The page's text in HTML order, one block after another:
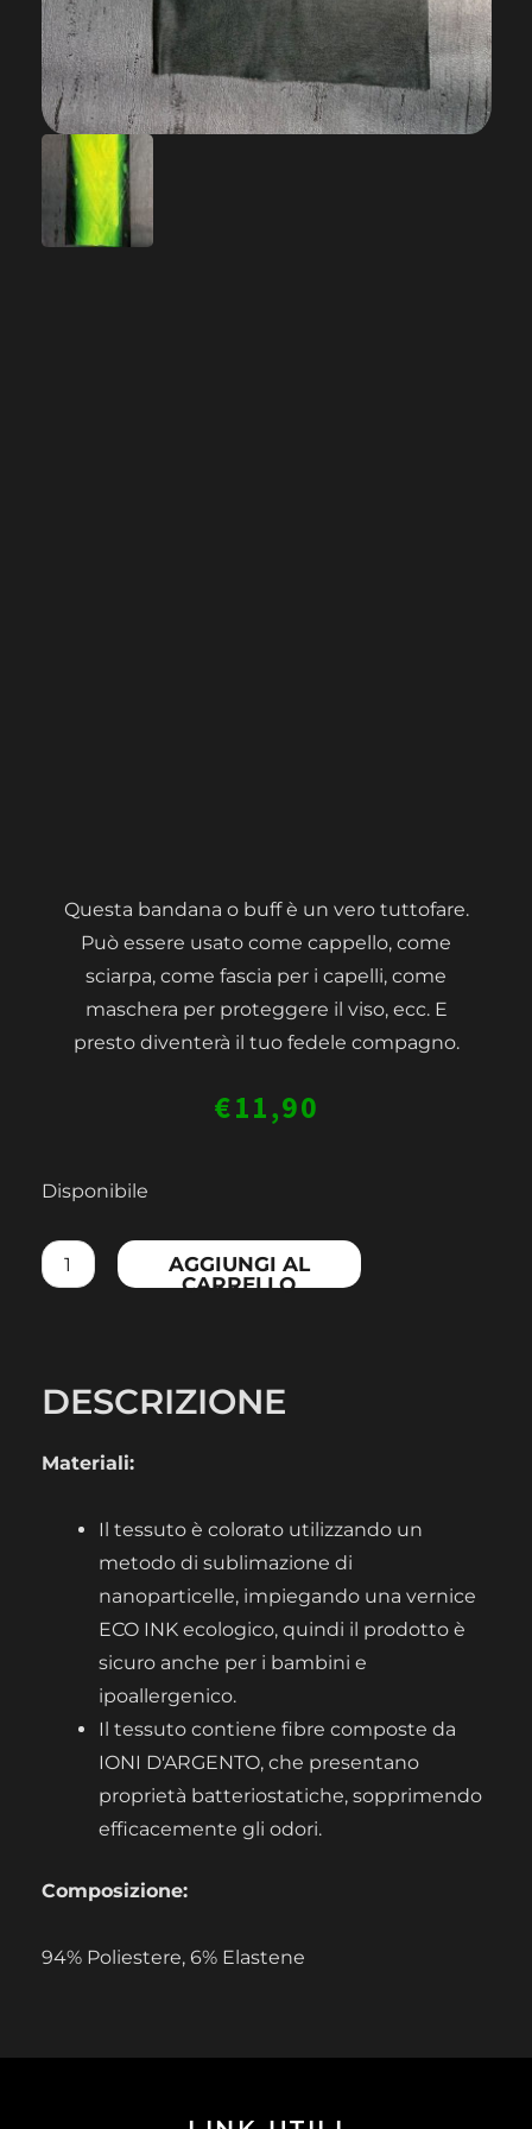
Questa bandana o buff è un vero tuttofare.
Può essere usato come cappello, come
sciarpa, come fascia per i capelli, come
maschera per proteggere il viso, ecc. E
presto diventerà il tuo fedele compagno.
€11,90
Disponibile
UNISEX
BANDANA
quantità
AGGIUNGI AL
CARRELLO
DESCRIZIONE
Materiali:
Il tessuto è colorato utilizzando un
metodo di sublimazione di
nanoparticelle, impiegando una vernice
ECO INK ecologico, quindi il prodotto è
sicuro anche per i bambini e
ipoallergenico.
Il tessuto contiene fibre composte da
IONI D'ARGENTO, che presentano
proprietà batteriostatiche, sopprimendo
efficacemente gli odori.
Composizione:
94% Poliestere, 6% Elastene